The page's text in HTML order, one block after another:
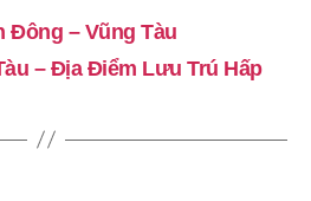
Đông – Vũng Tàu
– Địa Điểm Lưu Trú Hấp